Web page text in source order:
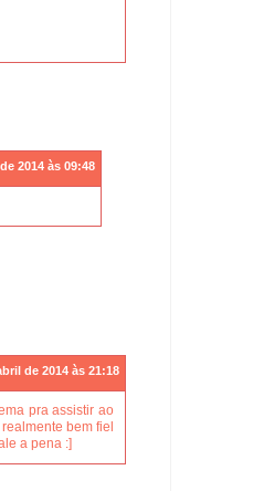
2014 às 09:48
de 2014 às 21:18
pra assistir ao
bem fiel
a pena :]